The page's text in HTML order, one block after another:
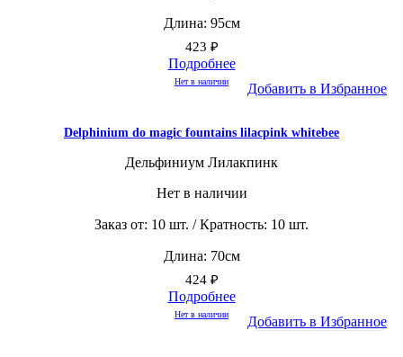
Длина: 95см
423 ₽
Подробнее
Нет в наличии Добавить в Избранное
Delphinium do magic fountains lilacpink whitebee
Дельфиниум Лилакпинк
Нет в наличии
Заказ от: 10 шт. / Кратность: 10 шт.
Длина: 70см
424 ₽
Подробнее
Нет в наличии Добавить в Избранное